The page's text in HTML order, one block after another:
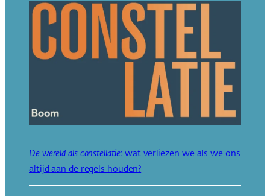
De wereld als constellatie: wat verliezen we als we ons
altijd aan de regels houden?